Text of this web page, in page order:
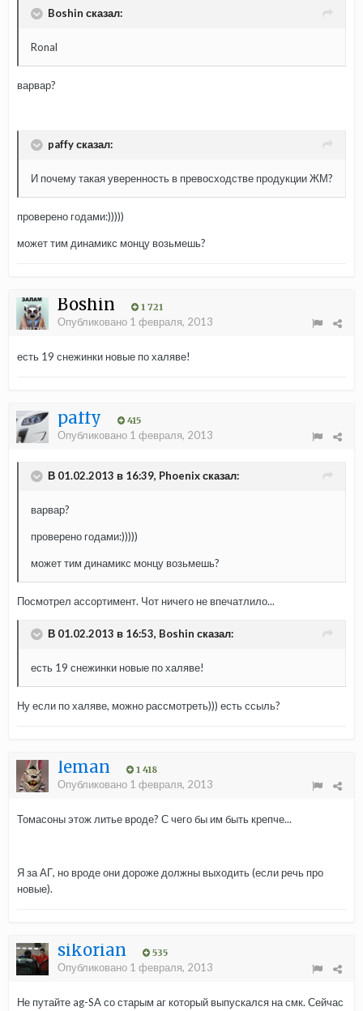
Boshin сказал:
Ronal
варвар?
paffy сказал:
И почему такая уверенность в превосходстве продукции ЖМ?
проверено годами:)))))
может тим динамикс монцу возьмешь?
Boshin 1 721
Опубликовано 1 февраля, 2013
есть 19 снежинки новые по халяве!
paffy 415
Опубликовано 1 февраля, 2013
В 01.02.2013 в 16:39, Phoenix сказал:
варвар?
проверено годами:)))))
может тим динамикс монцу возьмешь?
Посмотрел ассортимент. Чот ничего не впечатлило...
В 01.02.2013 в 16:53, Boshin сказал:
есть 19 снежинки новые по халяве!
Ну если по халяве, можно рассмотреть))) есть ссыль?
leman 1 418
Опубликовано 1 февраля, 2013
Томасоны этож литье вроде? С чего бы им быть крепче...
Я за АГ, но вроде они дороже должны выходить (если речь про
новые).
sikorian 535
Опубликовано 1 февраля, 2013
Не путайте ag-SA со старым аг который выпускался на смк. Сейчас